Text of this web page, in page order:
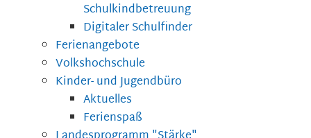
Schulkindbetreuung
Digitaler Schulfinder
Ferienangebote
Volkshochschule
Kinder- und Jugendbüro
Aktuelles
Ferienspaß